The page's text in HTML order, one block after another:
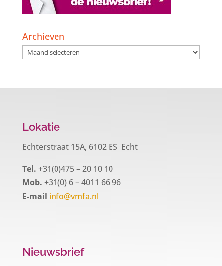
Archieven
Archieven
Lokatie
Echterstraat 15A, 6102 ES Echt
Tel. +31(0)475 – 20 10 10
Mob. +31(0) 6 – 4011 66 96
E-mail info@vmfa.nl
Nieuwsbrief